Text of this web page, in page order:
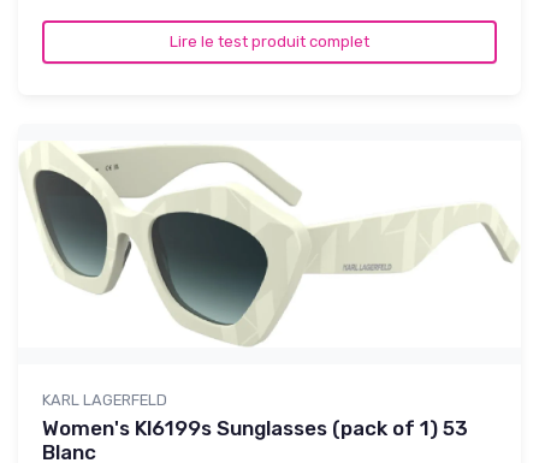
Lire le test produit complet
KARL LAGERFELD
Women's Kl6199s Sunglasses (pack of 1) 53
Blanc